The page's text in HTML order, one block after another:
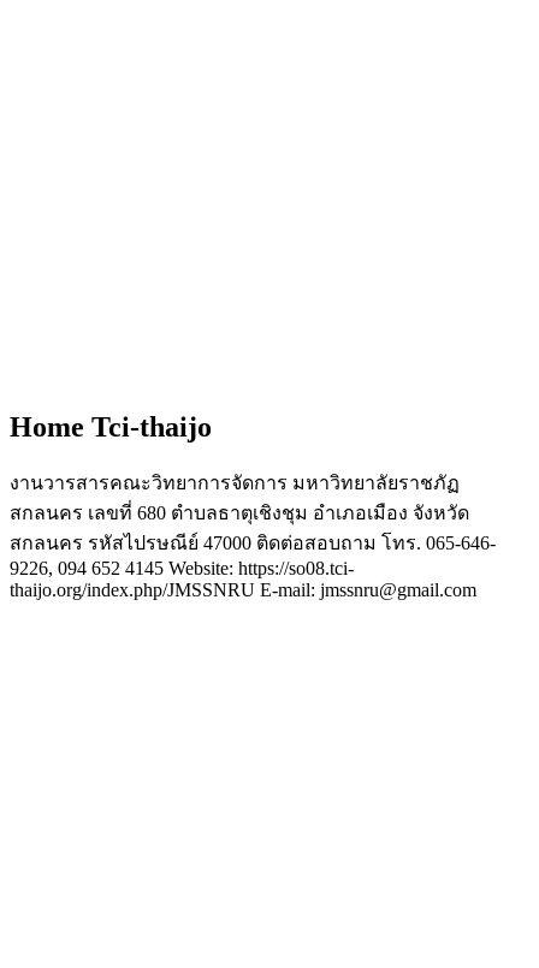
Home Tci-thaijo
งานวารสารคณะวิทยาการจัดการ มหาวิทยาลัยราชภัฏ
สกลนคร เลขที่ 680 ตำบลธาตุเชิงชุม อำเภอเมือง จังหวัด
สกลนคร รหัสไปรษณีย์ 47000 ติดต่อสอบถาม โทร. 065-646-
9226, 094 652 4145 Website: https://so08.tci-
thaijo.org/index.php/JMSSNRU E-mail: jmssnru@gmail.com